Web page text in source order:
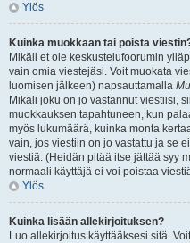
Ylös
Kuinka muokkaan tai poista
Mikäli et ole keskustelufoorumin
vain omia viestejäsi. Voit muokata
luomisen jälkeen) napsauttamalla
Mikäli joku on jo vastannut viestiisi,
muokkauksen tapahtuneen, kun
myös lukumäärä, kuinka monta
vain, jos viestiin on jo vastattu ja se
viestiä. (Heidän pitää itse jättää syy
normaali käyttäjä ei voi poistaa
Ylös
Kuinka lisään allekirjoituksen?
Luo allekirjoitus käyttääksesi sitä.